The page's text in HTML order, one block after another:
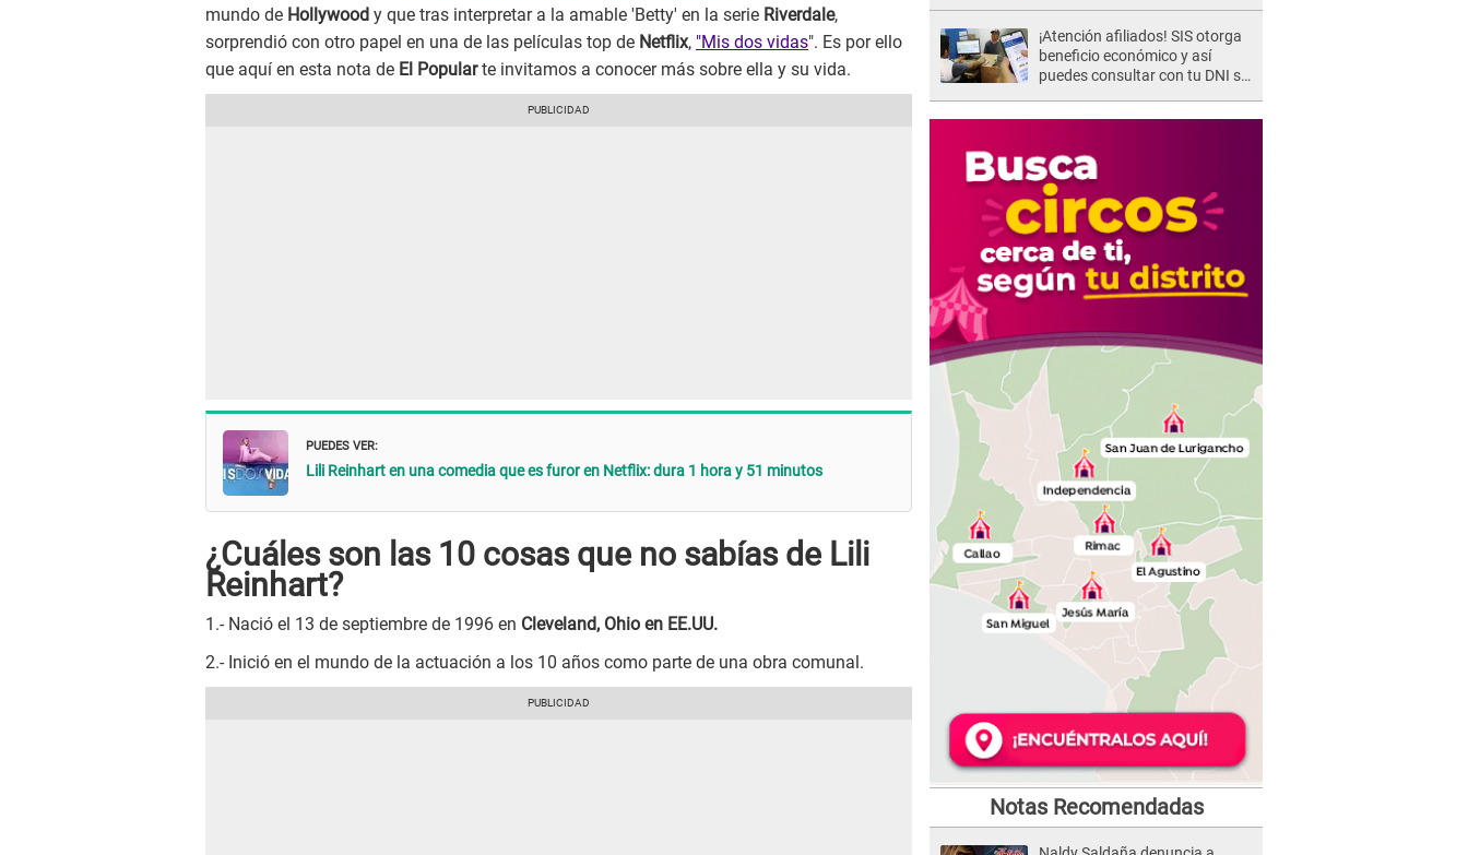
mundo de Hollywood y que tras interpretar a la amable 'Betty' en la serie Riverdale,
sorprendió con otro papel en una de las películas top de Netflix, "Mis dos vidas". Es por ello
que aquí en esta nota de El Popularte invitamos a conocer más sobre ella y su vida.
PUEDES VER:
Lili Reinhart en una comedia que es furor en Netflix: dura 1 hora y 51 minutos
¿Cuáles son las 10 cosas que no sabías de Lili
Reinhart?
1.- Nació el 13 de septiembre de 1996 en Cleveland, Ohio en EE.UU.
2.- Inició en el mundo de la actuación a los 10 años como parte de una obra comunal.
¡Atención afiliados! SIS otorga
beneficio económico y así
puedes consultar con tu DNI si
Notas Recomendadas